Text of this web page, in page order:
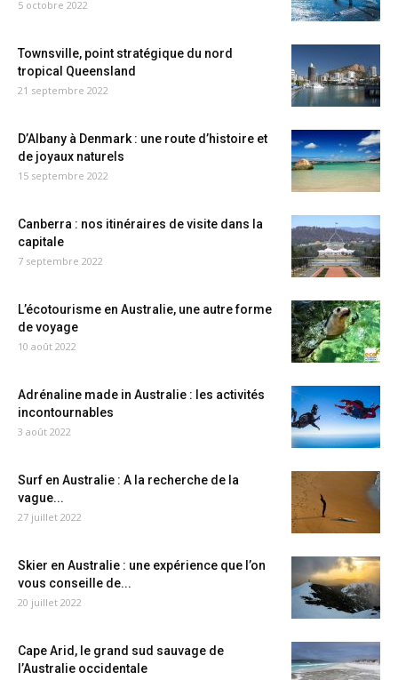
5 octobre 2022
Townsville, point stratégique du nord
tropical Queensland
21 septembre 2022
D’Albany à Denmark : une route d’histoire et
de joyaux naturels
15 septembre 2022
Canberra : nos itinéraires de visite dans la
capitale
7 septembre 2022
L’écotourisme en Australie, une autre forme
de voyage
10 août 2022
Adrénaline made in Australie : les activités
incontournables
3 août 2022
Surf en Australie : A la recherche de la
vague...
27 juillet 2022
Skier en Australie : une expérience que l’on
vous conseille de...
20 juillet 2022
Cape Arid, le grand sud sauvage de
l’Australie occidentale